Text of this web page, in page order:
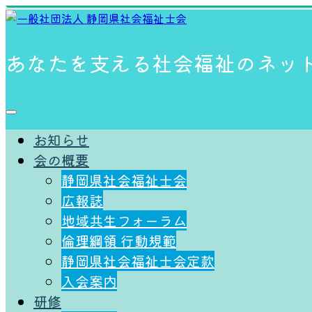
あなたを支える社会福祉のネッ
お知らせ
会の概要
静岡県社会福祉士会
広報誌
地域共生フォーラム
倫理綱領 ⾏動規範
静岡県社会福祉士会定款
入会案内
研修